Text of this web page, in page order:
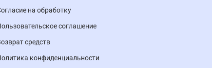
на обработку
соглашение
средств
конфиденциальности